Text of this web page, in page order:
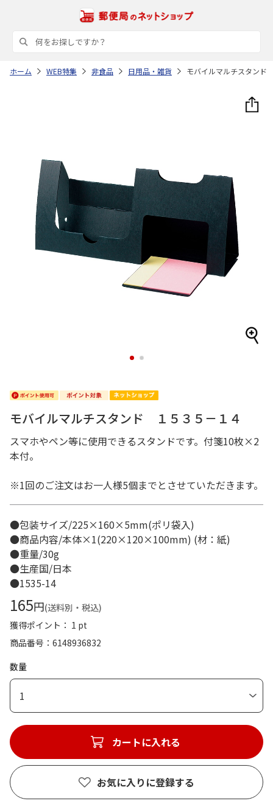
ホーム WEB特集 非食品 日用品・雑貨 モバイルマルチスタン
1 2
モバイルマルチスタンド １５３５－１４
スマホやペン等に使用できるスタンドです。付箋10枚×2
本付。
※1回のご注文はお一人様5個までとさせていただきます。
●包装サイズ/225×160×5mm(ポリ袋入)
●商品内容/本体×1(220×120×100mm) (材：紙)
●重量/30g
●生産国/日本
●1535-14
165円(送料別・税込)
獲得ポイント： 1 pt
商品番号
6148936832
数量
1
カートに入れる
お気に入りに登録する